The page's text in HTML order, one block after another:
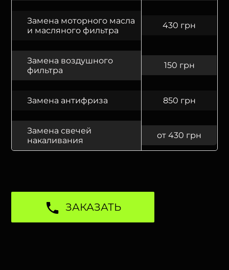
Замена моторного масла
и масляного фильтра
430 грн
Замена воздушного
фильтра
150 грн
Замена антифриза 850 грн
Замена свечей
накаливания
от 430 грн
ЗАКАЗАТЬ